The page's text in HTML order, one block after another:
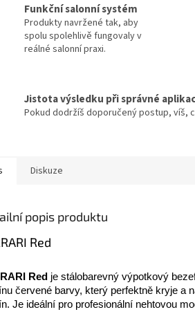
Funkční salonní systém
Produkty navržené tak, aby
spolu spolehlivě fungovaly v
reálné salonní praxi.
Jistota výsledku při správné
Pokud dodržíš doporučený postup, víš,
Diskuze
popis produktu
Red
Red je stálobarevný výpotkový
červené barvy, který perfektně kryje a
Je ideální pro profesionální nehtovou